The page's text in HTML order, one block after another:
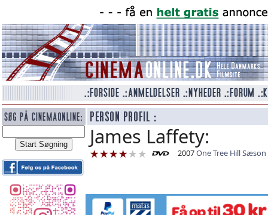
James Laffety:
2007One Tree Hill Sæson